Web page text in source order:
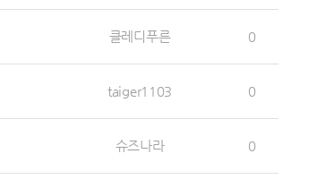
클레디푸른 0
taiger1103 0
슈즈나라 0